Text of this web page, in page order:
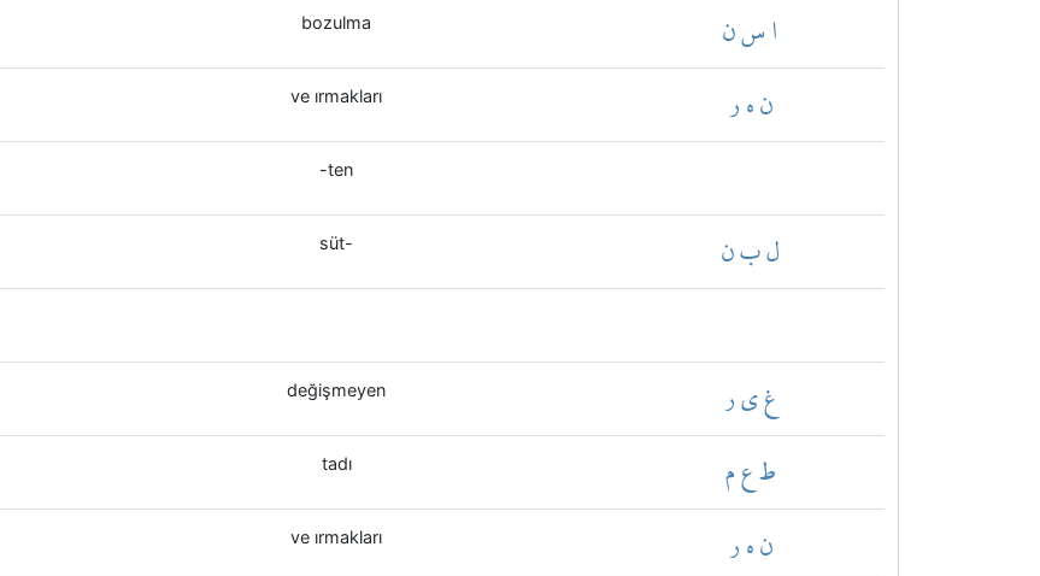
bozulma ا س ن
ve ırmakları ن ه ر
-ten
süt- ل ب ن
değişmeyen غ ي ر
tadı ط ع م
ve ırmakları ن ه ر